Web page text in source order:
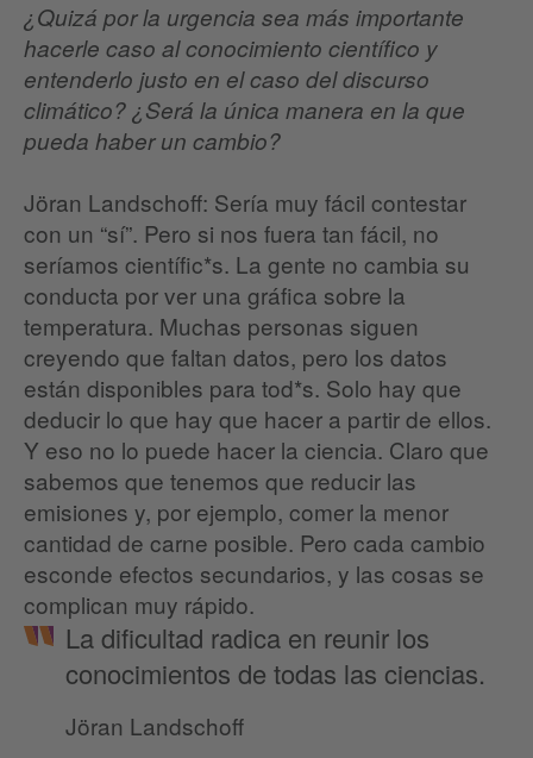
¿Quizá por la urgencia sea más importante
hacerle caso al conocimiento científico y
entenderlo justo en el caso del discurso
climático? ¿Será la única manera en la que
pueda haber un cambio?
Jöran Landschoff: Sería muy fácil contestar
con un “sí”. Pero si nos fuera tan fácil, no
seríamos científic*s. La gente no cambia su
conducta por ver una gráfica sobre la
temperatura. Muchas personas siguen
creyendo que faltan datos, pero los datos
están disponibles para tod*s. Solo hay que
deducir lo que hay que hacer a partir de ellos.
Y eso no lo puede hacer la ciencia. Claro que
sabemos que tenemos que reducir las
emisiones y, por ejemplo, comer la menor
cantidad de carne posible. Pero cada cambio
esconde efectos secundarios, y las cosas se
complican muy rápido.
La dificultad radica en reunir los
conocimientos de todas las ciencias.
Jöran Landschoff